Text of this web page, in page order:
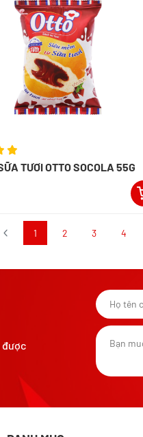
TƯƠI OTTO SOCOLA 55G
1 2 3 4
được